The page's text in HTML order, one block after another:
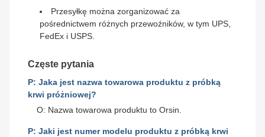
Przesyłkę można zorganizować za
pośrednictwem różnych przewoźników, w tym UPS,
FedEx i USPS.
Częste pytania
P: Jaka jest nazwa towarowa produktu z próbką
krwi próżniowej?
O: Nazwa towarowa produktu to Orsin.
P: Jaki jest numer modelu produktu z próbką krwi